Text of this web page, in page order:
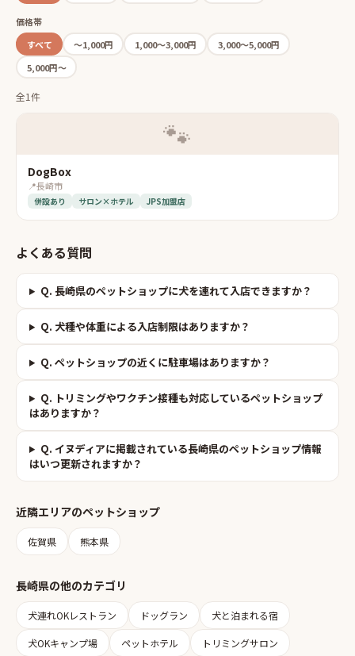
価格帯
すべて
〜1,000円 1,000〜3,000円
3,000〜5,000円
5,000円〜
全1件
🐾
DogBox
📍長崎市
併設あり サロン×ホテル JPS加盟店
よくある質問
Q. 長崎県のペットショップに犬を連れて入店できますか？
Q. 犬種や体重による入店制限はありますか？
Q. ペットショップの近くに駐車場はありますか？
Q. トリミングやワクチン接種も対応しているペットショップ
はありますか？
Q. イヌディアに掲載されている長崎県のペットショップ情報
はいつ更新されますか？
近隣エリアのペットショップ
佐賀県 熊本県
長崎県の他のカテゴリ
犬連れOKレストラン ドッグラン 犬と泊まれる宿
犬OKキャンプ場 ペットホテル トリミングサロン